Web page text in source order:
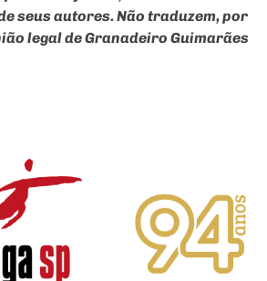
seus autores. Não traduzem, por
legal de Granadeiro Guimarães